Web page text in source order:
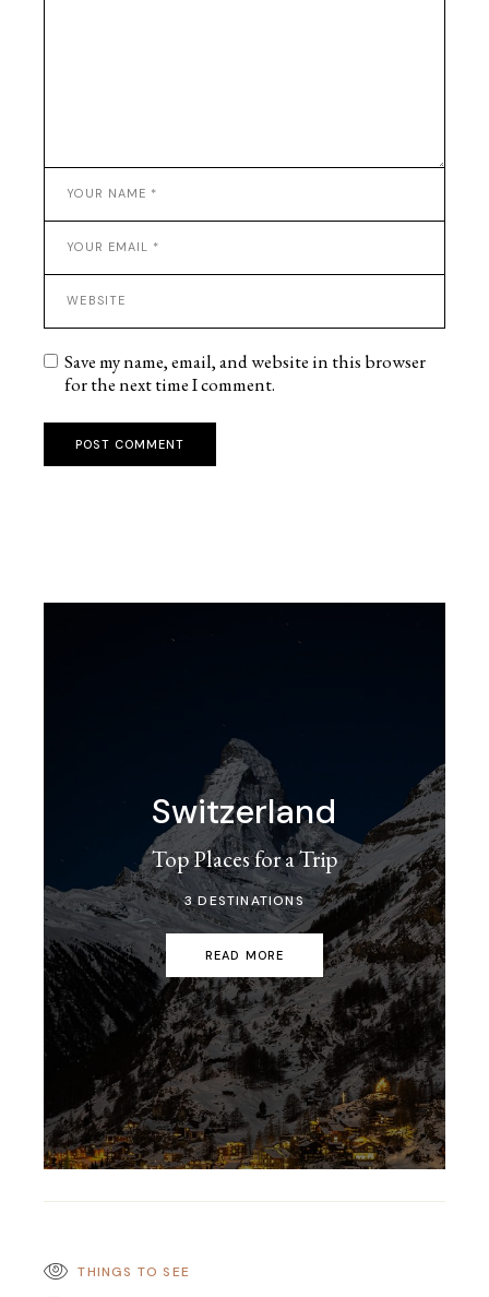
Save my name, email, and website in this browser
for the next time I comment.
POST COMMENT
Switzerland
Top Places for a Trip
3 DESTINATIONS
READ MORE
THINGS TO SEE